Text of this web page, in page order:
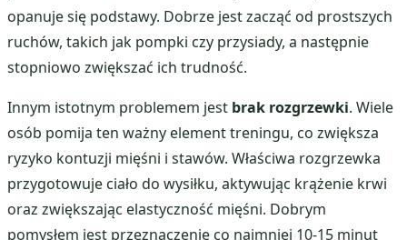
opanuje się podstawy. Dobrze jest zacząć od prostszych
ruchów, takich jak pompki czy przysiady, a następnie
stopniowo zwiększać ich trudność.
Innym istotnym problemem jest brak rozgrzewki. Wiele
osób pomija ten ważny element treningu, co zwiększa
ryzyko kontuzji mięśni i stawów. Właściwa rozgrzewka
przygotowuje ciało do wysiłku, aktywując krążenie krwi
oraz zwiększając elastyczność mięśni. Dobrym
pomysłem jest przeznaczenie co najmniej 10-15 minut